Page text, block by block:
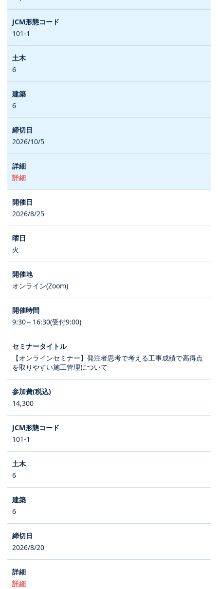
101-1
6
6
2026/10/5
詳細
2026/8/25
火
オンライン(Zoom)
9:30～16:30(受付9:00)
【オンラインセミナー】発注者思考で考える工事成績で高得点
を取りやすい施工管理について
14,300
101-1
6
6
2026/8/20
詳細